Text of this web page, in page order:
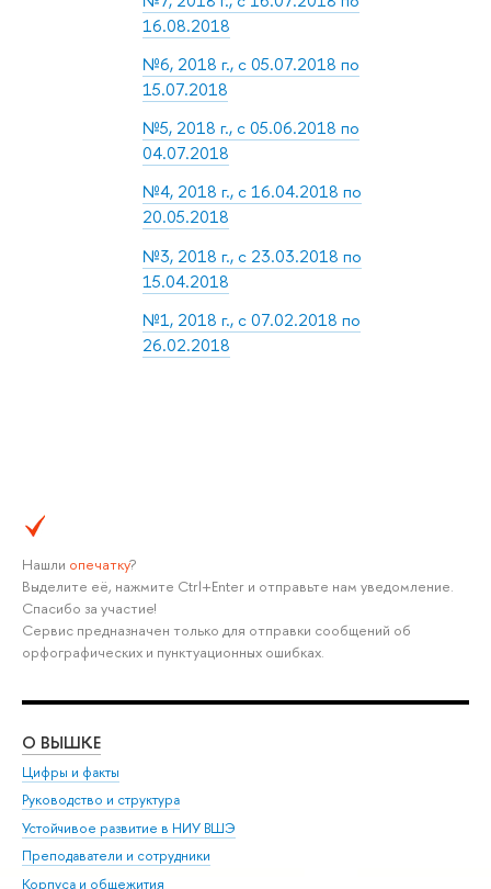
16.08.2018
№6, 2018 г., с 05.07.2018 по
15.07.2018
№5, 2018 г., с 05.06.2018 по
04.07.2018
№4, 2018 г., с 16.04.2018 по
20.05.2018
№3, 2018 г., с 23.03.2018 по
15.04.2018
№1, 2018 г., с 07.02.2018 по
26.02.2018
Нашли опечатку?
Выделите её, нажмите Ctrl+Enter и отправьте нам уведомление.
Спасибо за участие!
Сервис предназначен только для отправки сообщений об
орфографических и пунктуационных ошибках.
О ВЫШКЕ
Цифры и факты
Руководство и структура
Устойчивое развитие в НИУ ВШЭ
Преподаватели и сотрудники
Корпуса и общежития